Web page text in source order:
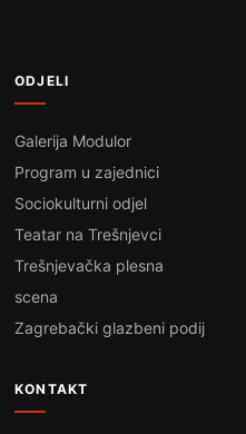
ODJELI
Galerija Modulor
Program u zajednici
Sociokulturni odjel
Teatar na Trešnjevci
Trešnjevačka plesna
scena
Zagrebački glazbeni podij
KONTAKT